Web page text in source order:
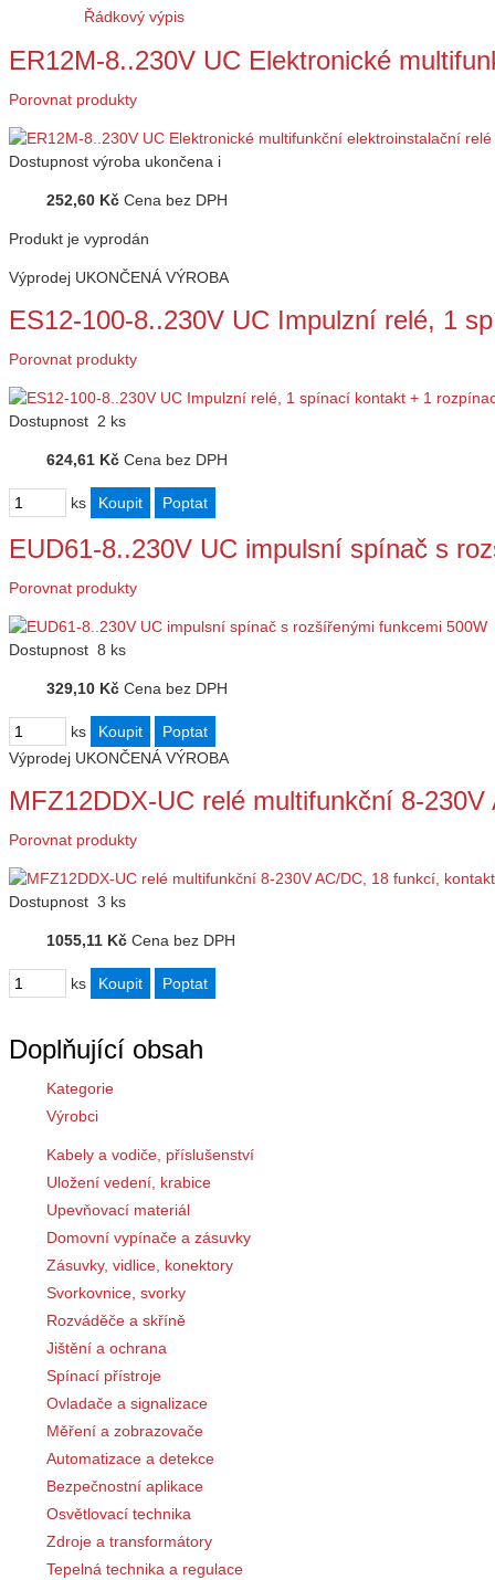
Řádkový výpis
ER12M-8..230V UC Elektronické
Porovnat produkty
Dostupnost výroba ukončena i
252,60 Kč Cena bez DPH
Produkt je vyprodán
Výprodej UKONČENÁ VÝROBA
ES12-100-8..230V UC Impulzní relé, 1
Porovnat produkty
Dostupnost 2 ks
624,61 Kč Cena bez DPH
ks
EUD61-8..230V UC impulsní spínač s
Porovnat produkty
Dostupnost 8 ks
329,10 Kč Cena bez DPH
ks
Výprodej UKONČENÁ VÝROBA
MFZ12DDX-UC relé multifunkční 8-
Porovnat produkty
Dostupnost 3 ks
1055,11 Kč Cena bez DPH
ks
Doplňující obsah
Kategorie
Výrobci
Kabely a vodiče, příslušenství
Uložení vedení, krabice
Upevňovací materiál
Domovní vypínače a zásuvky
Zásuvky, vidlice, konektory
Svorkovnice, svorky
Rozváděče a skříně
Jištění a ochrana
Spínací přístroje
Ovladače a signalizace
Měření a zobrazovače
Automatizace a detekce
Bezpečnostní aplikace
Osvětlovací technika
Zdroje a transformátory
Tepelná technika a regulace